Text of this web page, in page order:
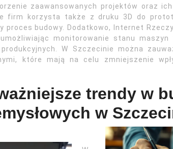
zaawansowanych projektów oraz
firm korzysta także z druku 3D do
proces budowy. Dodatkowo, Internet
monitorowanie stanu
W Szczecinie można
które mają na celu zmniejszenie
trendy w
w